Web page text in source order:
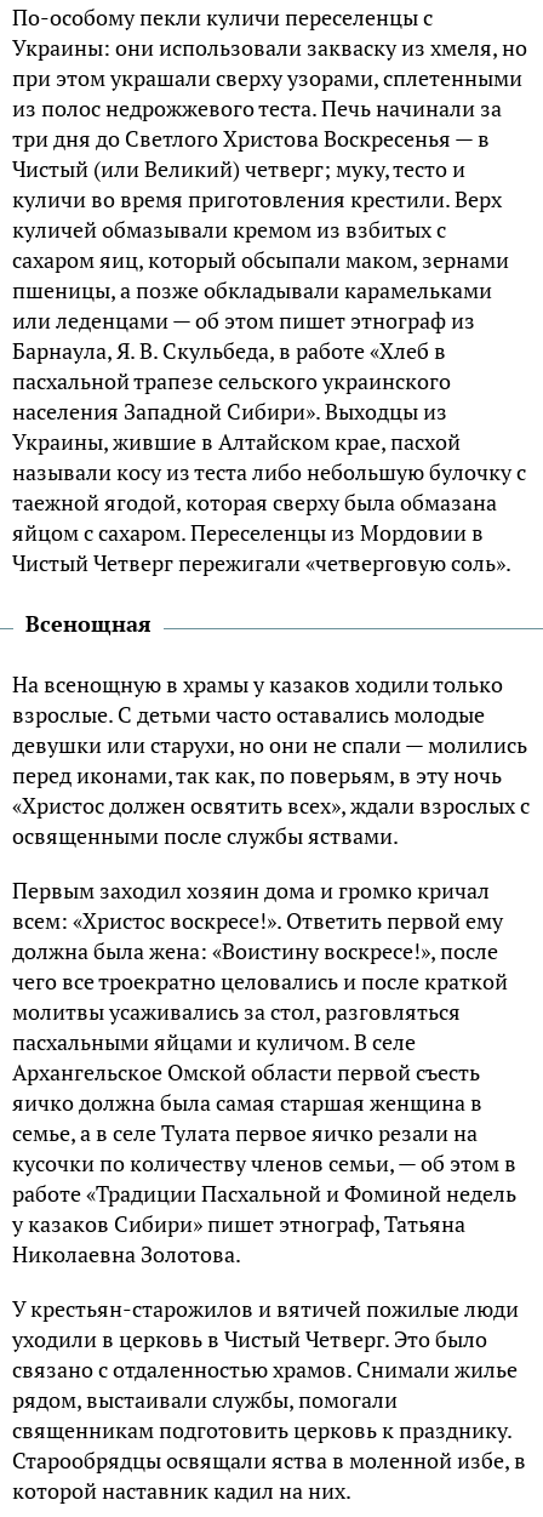
По-особому пекли куличи переселенцы с
Украины: они использовали закваску из хмеля, но
при этом украшали сверху узорами, сплетенными
из полос недрожжевого теста. Печь начинали за
три дня до Светлого Христова Воскресенья — в
Чистый (или Великий) четверг; муку, тесто и
куличи во время приготовления крестили. Верх
куличей обмазывали кремом из взбитых с
сахаром яиц, который обсыпали маком, зернами
пшеницы, а позже обкладывали карамельками
или леденцами — об этом пишет этнограф из
Барнаула, Я. В. Скульбеда, в работе «Хлеб в
пасхальной трапезе сельского украинского
населения Западной Сибири». Выходцы из
Украины, жившие в Алтайском крае, пасхой
называли косу из теста либо небольшую булочку с
таежной ягодой, которая сверху была обмазана
яйцом с сахаром. Переселенцы из Мордовии в
Чистый Четверг пережигали «четверговую соль».
Всенощная
На всенощную в храмы у казаков ходили только
взрослые. С детьми часто оставались молодые
девушки или старухи, но они не спали — молились
перед иконами, так как, по поверьям, в эту ночь
«Христос должен освятить всех», ждали взрослых с
освященными после службы яствами.
Первым заходил хозяин дома и громко кричал
всем: «Христос воскресе!». Ответить первой ему
должна была жена: «Воистину воскресе!», после
чего все троекратно целовались и после краткой
молитвы усаживались за стол, разговляться
пасхальными яйцами и куличом. В селе
Архангельское Омской области первой съесть
яичко должна была самая старшая женщина в
семье, а в селе Тулата первое яичко резали на
кусочки по количеству членов семьи, — об этом в
работе «Традиции Пасхальной и Фоминой недель
у казаков Сибири» пишет этнограф, Татьяна
Николаевна Золотова.
У крестьян-старожилов и вятичей пожилые люди
уходили в церковь в Чистый Четверг. Это было
связано с отдаленностью храмов. Снимали жилье
рядом, выстаивали службы, помогали
священникам подготовить церковь к празднику.
Старообрядцы освящали яства в моленной избе, в
которой наставник кадил на них.